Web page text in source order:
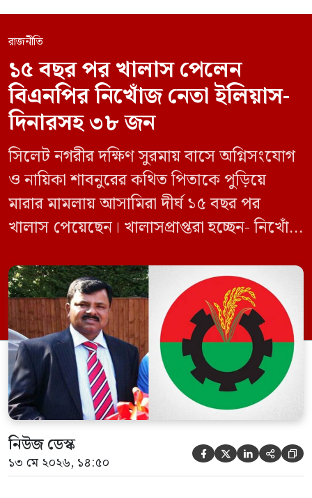
রাজনীতি
১৫ বছর পর খালাস পেলেন
বিএনপির নিখোঁজ নেতা ইলিয়াস-
দিনারসহ ৩৮ জন
সিলেট নগরীর দক্ষিণ সুরমায় বাসে অগ্নিসংযোগ
ও নায়িকা শাবনুরের কথিত পিতাকে পুড়িয়ে
মারার মামলায় আসামিরা দীর্ঘ ১৫ বছর পর
খালাস পেয়েছেন। খালাসপ্রাপ্তরা হচ্ছেন- নিখোঁজ
ইফতেখার আহমদ দিনারসহ ৩৮ জন নেতাকর্মী।
মঙ্গলবার দুপুরে মামলার দীর্ঘ শুনানি ও সাক্ষ্য-
প্রমাণ জেরা শেষে আসামিরা নির্দোষ প্রমাণিত
হওয়ায় খালাস দেন বিচারক। মানবপাচার […]
নিউজ ডেস্ক
১৩ মে ২০২৬, ১৪:৫০     